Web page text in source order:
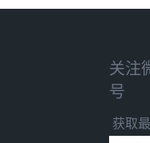
关注
号
获取